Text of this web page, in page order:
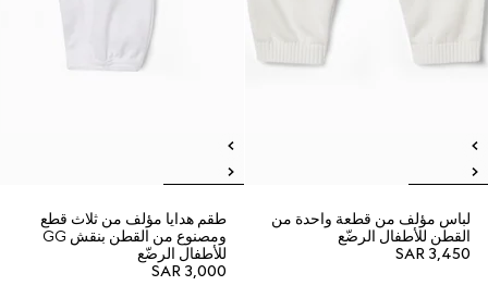
لباس مؤلف من قطعة واحدة من
القطن للأطفال الرضّع
SAR 3,450
طقم هدايا مؤلف من ثلاث قطع
ومصنوع من القطن بنقش GG
للأطفال الرضّع
SAR 3,000